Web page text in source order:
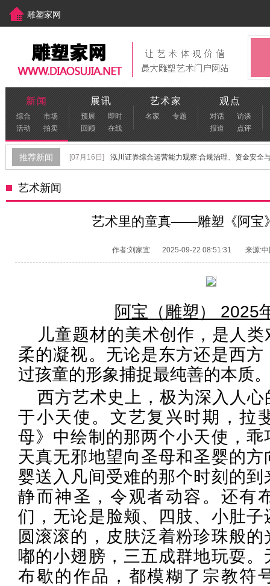
雕塑家网
新闻
综合
市场
活动
拍卖
展讯
预展
即时
回顾
在线
艺术家
名家 专题
观点
对话
访谈
报道
点评
推荐新闻 [07月16日] 泓川证券综合运营能力观察:合规治理、资金安全
[08月04日] "羊城陶韵 陶脉同源"特展盛大启幕 葆光美陶文化
艺术新闻
艺术里的童真—​—雕塑《阿宝
作者:刘家宜 2025-09-22 08:51:31 来源:
阿宝（雕塑） 2025
儿童题材的美术创作，是人
柔的凝视。无论是东方还是西
过孩童的形象捕捉最纯善的本质
西方艺术史上，极为深入人
于小天使。文艺复兴时期，拉
母》中绘制的那两个小天使，
天真无邪地望向圣母和圣婴的
婴送入凡间受难的那个时刻的
静而神圣，令观者动容。还有
们，无论是脸颊、四肢、小肚
圆滚滚的，皮肤泛着粉珍珠般
嘟的小翅膀，三五成群地玩耍
布歇的作品，都模糊了宗教符